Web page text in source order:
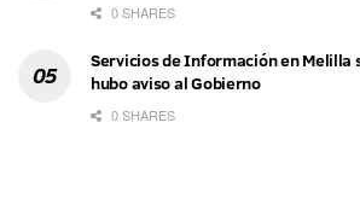
0 SHARES
Servicios de Información en Melilla
hubo aviso al Gobierno
0 SHARES